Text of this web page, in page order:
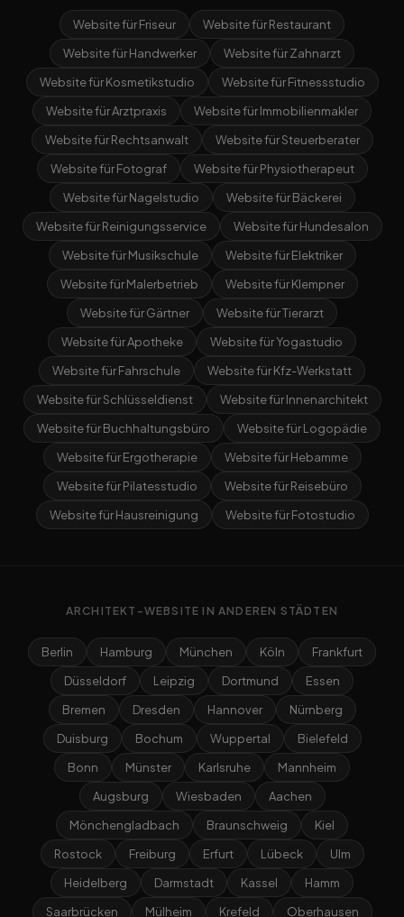
Website für Friseur
Website für Restaurant
Website für Handwerker
Website für Zahnarzt
Website für Kosmetikstudio
Website für Fitnessstudio
Website für Arztpraxis
Website für Immobilienmakler
Website für Rechtsanwalt
Website für Steuerberater
Website für Fotograf
Website für Physiotherapeut
Website für Nagelstudio
Website für Bäckerei
Website für Reinigungsservice
Website für Hundesalon
Website für Musikschule
Website für Elektriker
Website für Malerbetrieb
Website für Klempner
Website für Gärtner
Website für Tierarzt
Website für Apotheke
Website für Yogastudio
Website für Fahrschule
Website für Kfz-Werkstatt
Website für Schlüsseldienst
Website für Innenarchitekt
Website für Buchhaltungsbüro
Website für Logopädie
Website für Ergotherapie
Website für Hebamme
Website für Pilatesstudio
Website für Reisebüro
Website für Hausreinigung
Website für Fotostudio
ARCHITEKT-WEBSITE IN ANDEREN STÄDTEN
Berlin Hamburg München Köln
Frankfurt
Düsseldorf
Leipzig Dortmund
Essen
Bremen
Dresden Hannover
Nürnberg
Duisburg
Bochum Wuppertal
Bielefeld
Bonn
Münster Karlsruhe
Mannheim
Augsburg
Wiesbaden
Aachen
Mönchengladbach
Braunschweig
Kiel
Rostock
Freiburg Erfurt Lübeck
Ulm
Heidelberg
Darmstadt Kassel
Hamm
Saarbrücken
Mülheim Krefeld Oberhausen